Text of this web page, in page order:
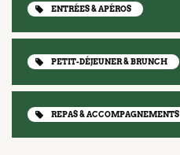
ENTRÉES & APÉROS
PETIT-DÉJEUNER & BRUNCH
REPAS & ACCOMPAGNEMENTS